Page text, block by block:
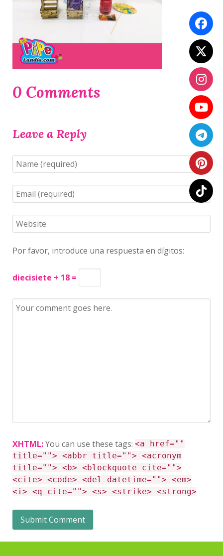
0 Comments
Leave a Reply
Por favor, introduce una respuesta en dígitos:
diecisiete + 18 =
XHTML:You can use these tags: <a href=""
title=""> <abbr title=""> <acronym
title=""> <b> <blockquote cite="">
<cite> <code> <del datetime=""> <em>
<i> <q cite=""> <s> <strike> <strong>